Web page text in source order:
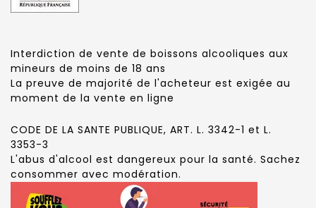
Interdiction de vente de boissons alcooliques aux
mineurs de moins de 18 ans
La preuve de majorité de l'acheteur est exigée au
moment de la vente en ligne
CODE DE LA SANTE PUBLIQUE, ART. L. 3342-1 et L.
3353-3
L'abus d'alcool est dangereux pour la santé. Sachez
consommer avec modération.